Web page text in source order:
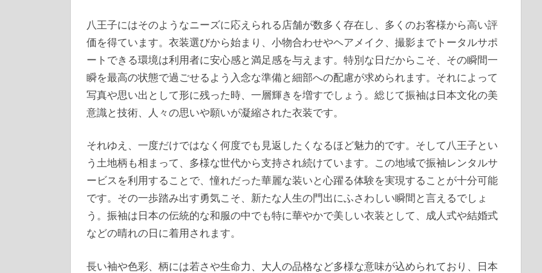
八王子にはそのようなニーズに応えられる店舗が数多く存在し、多くのお客様から高い評
価を得ています。衣装選びから始まり、小物合わせやヘアメイク、撮影までトータルサポ
ートできる環境は利用者に安心感と満足感を与えます。特別な日だからこそ、その瞬間一
瞬を最高の状態で過ごせるよう入念な準備と細部への配慮が求められます。それによって
写真や思い出として形に残った時、一層輝きを増すでしょう。総じて振袖は日本文化の美
意識と技術、人々の思いや願いが凝縮された衣装です。
それゆえ、一度だけではなく何度でも見返したくなるほど魅力的です。そして八王子とい
う土地柄も相まって、多様な世代から支持され続けています。この地域で振袖レンタルサ
ービスを利用することで、憧れだった華麗な装いと心躍る体験を実現することが十分可能
です。その一歩踏み出す勇気こそ、新たな人生の門出にふさわしい瞬間と言えるでしょ
う。振袖は日本の伝統的な和服の中でも特に華やかで美しい衣装として、成人式や結婚式
などの晴れの日に着用されます。
長い袖や色彩、柄には若さや生命力、大人の品格など多様な意味が込められており、日本